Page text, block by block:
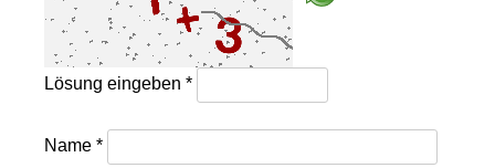
Lösung eingeben*
Name*